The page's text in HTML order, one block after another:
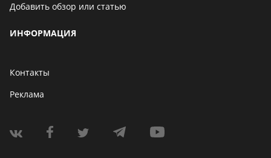
Добавить обзор или статью
ИНФОРМАЦИЯ
Контакты
Реклама